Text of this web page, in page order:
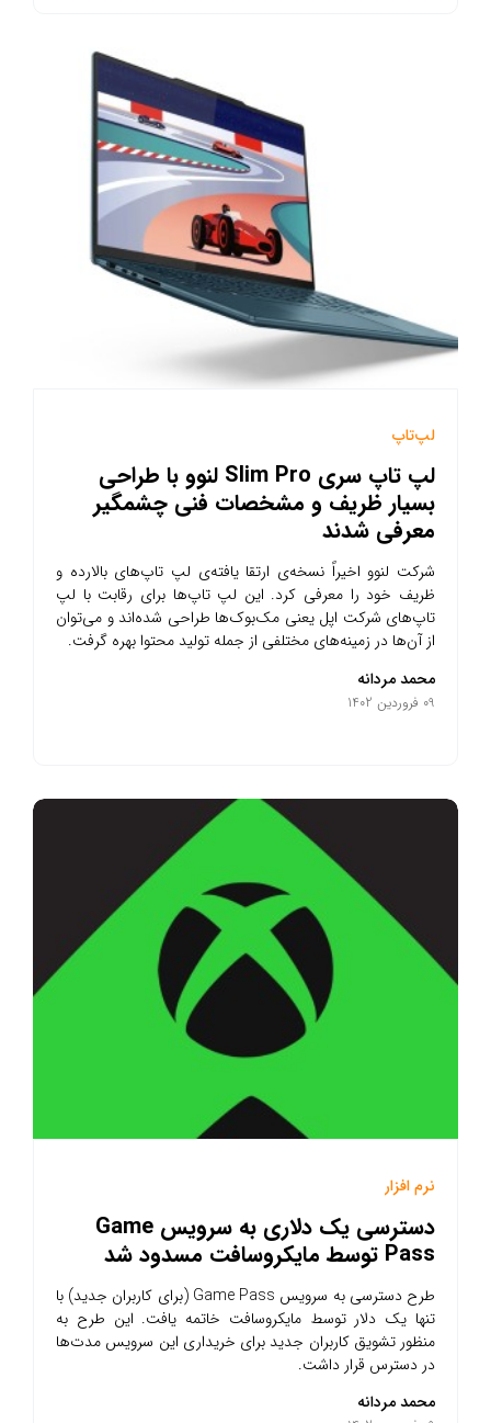
لپ‌تاپ
لپ تاپ سری Slim Pro لنوو با طراحی
بسیار ظریف و مشخصات فنی چشمگیر
معرفی شدند
شرکت لنوو اخیراً نسخه‌ی ارتقا یافته‌ی لپ‌ تاپ‌های بالارده و
ظریف خود را معرفی کرد. این لپ تاپ‌ها برای رقابت با لپ
تاپ‌های شرکت اپل یعنی مک‌بوک‌ها طراحی شده‌اند و می‌توان
از آن‌ها در زمینه‌های مختلفی از جمله تولید محتوا بهره گرفت.
محمد مردانه
09 فروردین 1402
نرم افزار
دسترسی یک دلاری به سرویس Game
Pass توسط مایکروسافت مسدود شد
طرح دسترسی به سرویس Game Pass (برای کاربران جدید) با
تنها یک دلار توسط مایکروسافت خاتمه یافت. این طرح به
منظور تشویق کاربران جدید برای خریداری این سرویس مدت‌ها
در دسترس قرار داشت.
محمد مردانه